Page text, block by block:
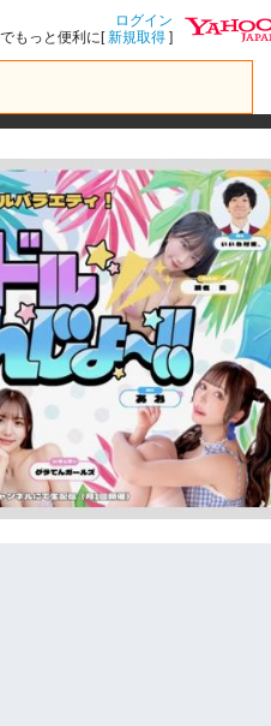
ログイン
でもっと便利に[新規取得 ]